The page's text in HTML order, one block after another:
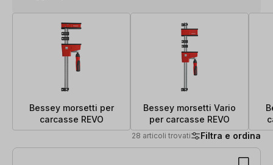
Bessey morsetti per
carcasse REVO
Bessey morsetti Vario
per carcasse REVO
28 articoli trovati Filtra e ordina
28 articoli trovati